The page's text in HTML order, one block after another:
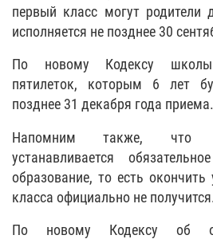
первый класс могут родители
исполняется не позднее 30
По новому Кодексу
пятилеток, которым 6 лет
позднее 31 декабря года приема.
Напомним также, что
устанавливается
образование, то есть окончить
класса официально не
По новому Кодексу об